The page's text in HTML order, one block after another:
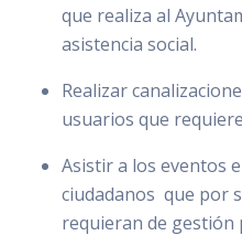
que realiza al
asistencia social.
Realizar
usuarios que
Asistir a los eventos
ciudadanos que por
requieran de gestión